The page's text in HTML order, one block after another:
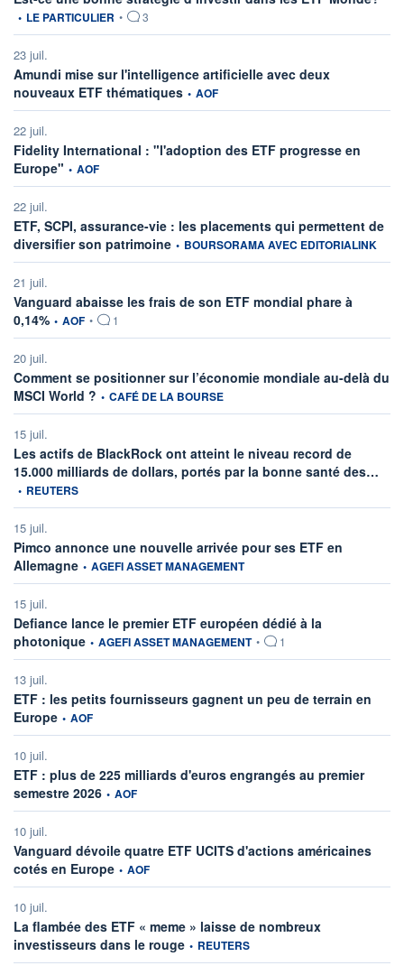
• LE PARTICULIER • 3
23 juil.
Amundi mise sur l'intelligence artificielle avec deux
nouveaux ETF thématiques information fournie par
• AOF
22 juil.
Fidelity International : "l'adoption des ETF progresse en
Europe" information fournie par
• AOF
22 juil.
ETF, SCPI, assurance-vie : les placements qui permettent de
diversifier son patrimoine information fournie par
• BOURSORAMA AVEC EDITORIALINK
21 juil.
Vanguard abaisse les frais de son ETF mondial phare à
0,14% information fournie par
• AOF • 1
20 juil.
Comment se positionner sur l’économie mondiale au-delà du
MSCI World ? information fournie par
• CAFÉ DE LA BOURSE
15 juil.
Les actifs de BlackRock ont atteint le niveau record de
15.000 milliards de dollars, portés par la bonne santé des…
• REUTERS
15 juil.
Pimco annonce une nouvelle arrivée pour ses ETF en
Allemagne information fournie par
• AGEFI ASSET MANAGEMENT
15 juil.
Defiance lance le premier ETF européen dédié à la
photonique information fournie par
• AGEFI ASSET MANAGEMENT • 1
13 juil.
ETF : les petits fournisseurs gagnent un peu de terrain en
Europe information fournie par
• AOF
10 juil.
ETF : plus de 225 milliards d'euros engrangés au premier
semestre 2026 information fournie par
• AOF
10 juil.
Vanguard dévoile quatre ETF UCITS d'actions américaines
cotés en Europe information fournie par
• AOF
10 juil.
La flambée des ETF « meme » laisse de nombreux
investisseurs dans le rouge information fournie par
• REUTERS